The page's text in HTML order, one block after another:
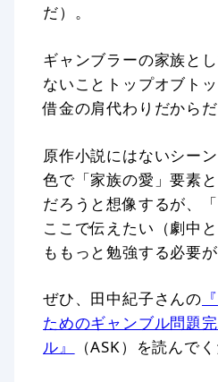
だ）。
ギャンブラーの家族と
ないことトップオブト
借金の肩代わりだからだ
原作小説にはないシー
色で「家族の愛」要素
だろうと想像するが、
ここで伝えたい（劇中
ももっと勉強する必要が
ぜひ、田中紀子さんの
ためのギャンブル問題
ル』
（ASK）を読んでく